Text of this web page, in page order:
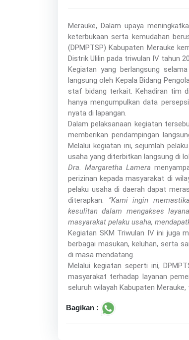
Merauke, Dalam upaya
keterbukaan serta kemudahan
(DPMPTSP) Kabupaten Merauke
Distrik Ulilin pada triwulan IV tahun
Kegiatan yang berlangsung
langsung oleh Kepala Bidang
staf bidang terkait. Kehadiran tim
hanya mengumpulkan data
nyata di lapangan.
Dalam pelaksanaan kegiatan
memberikan pendampingan
Melalui kegiatan ini, sejumlah
usaha yang diterbitkan langsung di
Dra. Margaretha Lamera
perizinan kepada masyarakat di
pelaku usaha di daerah dapat
diterapkan. “Kami ingin
kesulitan dalam mengakses
masyarakat pelaku usaha,
Kegiatan SKM Triwulan IV ini juga
berbagai masukan, keluhan, serta
di masa mendatang.
Melalui kegiatan seperti ini,
masyarakat terhadap layanan
seluruh wilayah Kabupaten
Bagikan :